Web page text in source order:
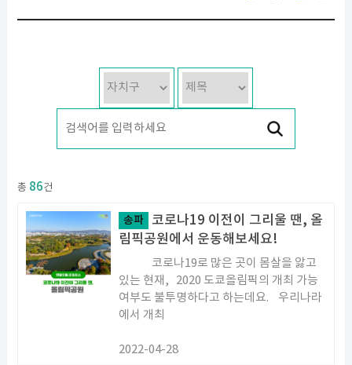
총 86건
송파
코로나19 이전이 그리울 땐, 올
림픽공원에서 운동해보세요!
코로나19로 많은 곳이 몸살을 앓고
있는 현재, 2020 도쿄올림픽의 개최 가능
여부도 불투명하다고 하는데요. 우리나라
에서 개최
2022-04-28